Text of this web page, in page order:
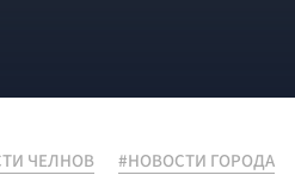
ЧЕЛНОВ
#НОВОСТИ ГОРОДА